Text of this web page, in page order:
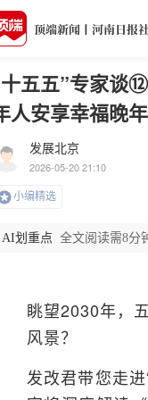
五五”专家谈
人安享幸福晚年
发展北京
2026-05-20 21:10
小编精选
AI划重点 全文阅读需8分
眺望2030年，
风景？
发改君带您走进